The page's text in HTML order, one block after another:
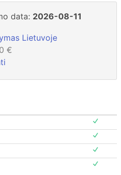
data: 2026-08-11
Lietuvoje
€